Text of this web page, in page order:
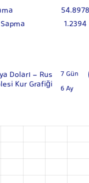
54.8978
1.2394
Doları - Rus
Kur Grafiği
7 Gün
6 Ay